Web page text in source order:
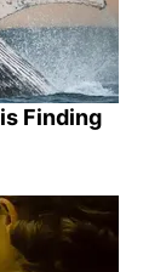
Finding